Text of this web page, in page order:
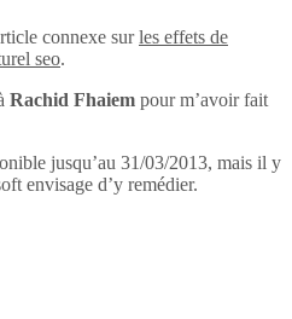
connexe surles effets de
seo.
Rachid Fhaiem pour m’avoir fait
jusqu’au 31/03/2013, mais il y
envisage d’y remédier.